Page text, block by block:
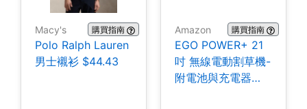
Macy's 購買指南
Polo Ralph Lauren
男士襯衫 $44.43
Amazon 購買指南
EGO POWER+ 21
吋 無線電動割草機-
附電池與充電器